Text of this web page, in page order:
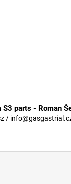
S3 parts - Roman
/